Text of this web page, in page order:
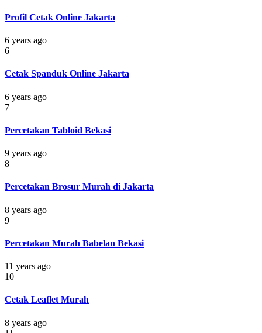
Profil Cetak Online Jakarta
6 years ago
6
Cetak Spanduk Online Jakarta
6 years ago
7
Percetakan Tabloid Bekasi
9 years ago
8
Percetakan Brosur Murah di Jakarta
8 years ago
9
Percetakan Murah Babelan Bekasi
11 years ago
10
Cetak Leaflet Murah
8 years ago